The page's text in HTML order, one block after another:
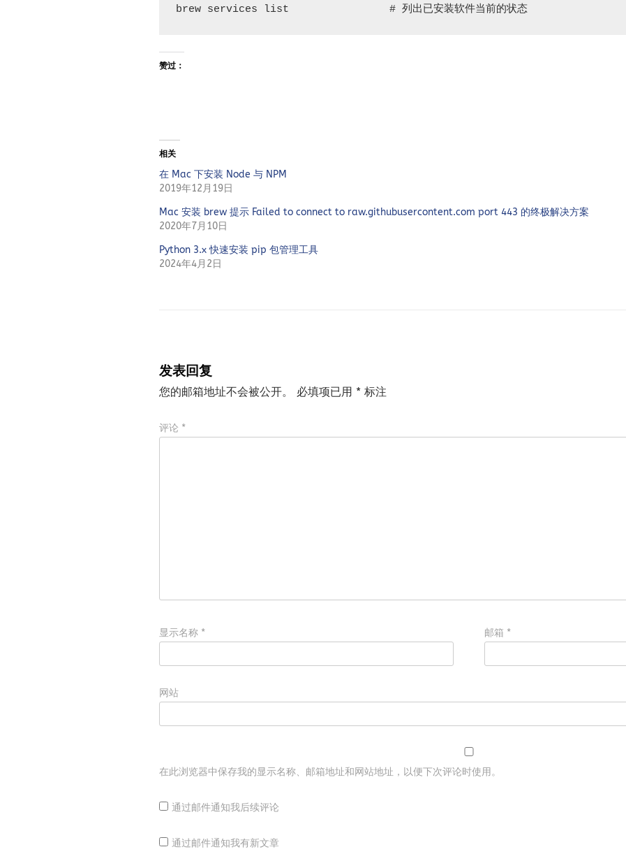
brew services list                # 列出已安装软件当前的状态
赞过：
相关
在 Mac 下安装 Node 与 NPM
2019年12月19日
Mac 安装 brew 提示 Failed to connect to raw.githubusercontent.com port 443 的终极解决方案
2020年7月10日
Python 3.x 快速安装 pip 包管理工具
2024年4月2日
发表回复
您的邮箱地址不会被公开。 必填项已用 * 标注
评论 *
显示名称 * 邮箱 *
网站
在此浏览器中保存我的显示名称、邮箱地址和网站地址，以便下次评论时使用。
通过邮件通知我后续评论
通过邮件通知我有新文章